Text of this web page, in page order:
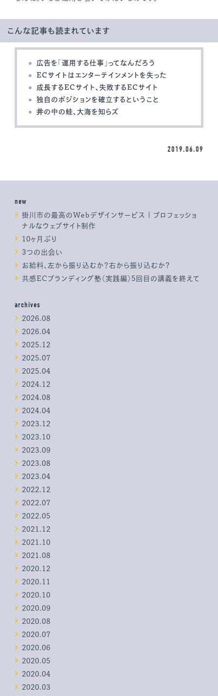
こんな記事も読まれています
広告を「運用する仕事」ってなんだろう
ECサイトはエンターテインメントを失った
成長するECサイト、失敗するECサイト
独自のポジションを確立するということ
井の中の蛙、大海を知らズ
2019.06.09
new
掛川市の最高のWebデザインサービス | プロフェッショ
ナルなウェブサイト制作
10ヶ月ぶり
3つの出会い
お給料、左から振り込むか？右から振り込むか？
共感ECブランディング塾（実践編）5回目の講義を終えて
archives
2026.08
2026.04
2025.12
2025.07
2025.04
2024.12
2024.08
2024.04
2023.12
2023.10
2023.09
2023.08
2023.04
2022.12
2022.07
2022.05
2021.12
2021.10
2021.08
2020.12
2020.11
2020.10
2020.09
2020.08
2020.07
2020.06
2020.05
2020.04
2020.03